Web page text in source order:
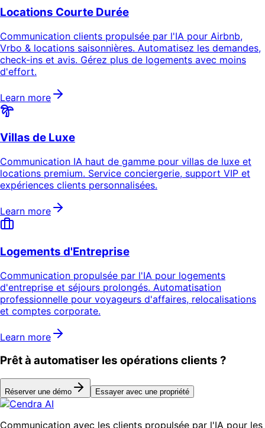
Locations Courte Durée
Communication clients propulsée par l'IA pour Airbnb,
Vrbo & locations saisonnières. Automatisez les demandes,
check-ins et avis. Gérez plus de logements avec moins
d'effort.
Learn more
Villas de Luxe
Communication IA haut de gamme pour villas de luxe et
locations premium. Service conciergerie, support VIP et
expériences clients personnalisées.
Learn more
Logements d'Entreprise
Communication propulsée par l'IA pour logements
d'entreprise et séjours prolongés. Automatisation
professionnelle pour voyageurs d'affaires, relocalisations
et comptes corporate.
Learn more
Prêt à automatiser les opérations clients ?
Réserver une démo Essayer avec une propriété
Communication avec les clients propulsée par l'IA pour les